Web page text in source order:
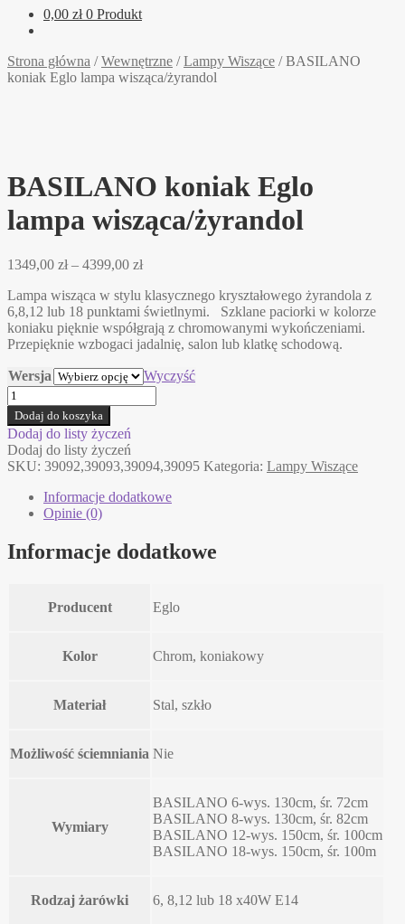
0,00 zł 0 Produkt
Strona główna /Wewnętrzne /Lampy Wiszące /BASILANO
koniak Eglo lampa wisząca/żyrandol
BASILANO koniak Eglo
lampa wisząca/żyrandol
1349,00 zł – 4399,00 złZakres
od
1349,00 zł
do
4399,00 zł
Lampa wisząca w stylu klasycznego kryształowego żyrandola z
6,8,12 lub 18 punktami świetlnymi. Szklane paciorki w kolorze
koniaku pięknie współgrają z chromowanymi wykończeniami.
Przepięknie wzbogaci jadalnię, salon lub klatkę schodową.
Wersja
Wyczyść
ilość
BASILANO
koniak
Eglo
lampa
wisząca/
żyrandol
Dodaj do koszyka
Dodaj do listy życzeń
Dodaj do listy życzeń
SKU: 39092,39093,39094,39095 Kategoria: Lampy Wiszące
Informacje dodatkowe
Opinie (0)
Informacje dodatkowe
Producent Eglo
Kolor Chrom, koniakowy
Materiał Stal, szkło
Możliwość ściemniania Nie
Wymiary
BASILANO 6-wys. 130cm, śr. 72cm
BASILANO 8-wys. 130cm, śr. 82cm
BASILANO 12-wys. 150cm, śr. 100cm
BASILANO 18-wys. 150cm, śr. 100m
Rodzaj żarówki 6, 8,12 lub 18 x40W E14